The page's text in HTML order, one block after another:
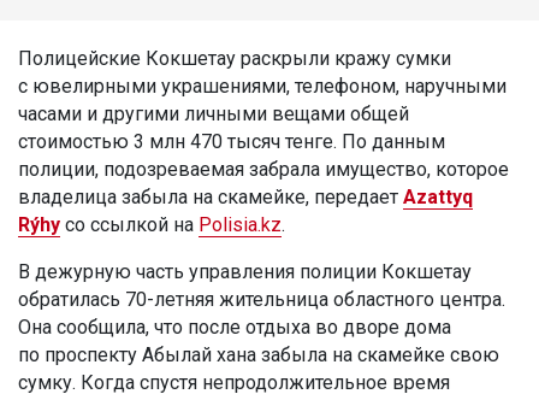
Полицейские Кокшетау раскрыли кражу сумки
с ювелирными украшениями, телефоном, наручными
часами и другими личными вещами общей
стоимостью 3 млн 470 тысяч тенге. По данным
полиции, подозреваемая забрала имущество, которое
владелица забыла на скамейке, передает Azattyq
Rýhy со ссылкой на Polisia.kz.
В дежурную часть управления полиции Кокшетау
обратилась 70-летняя жительница областного центра.
Она сообщила, что после отдыха во дворе дома
по проспекту Абылай хана забыла на скамейке свою
сумку. Когда спустя непродолжительное время